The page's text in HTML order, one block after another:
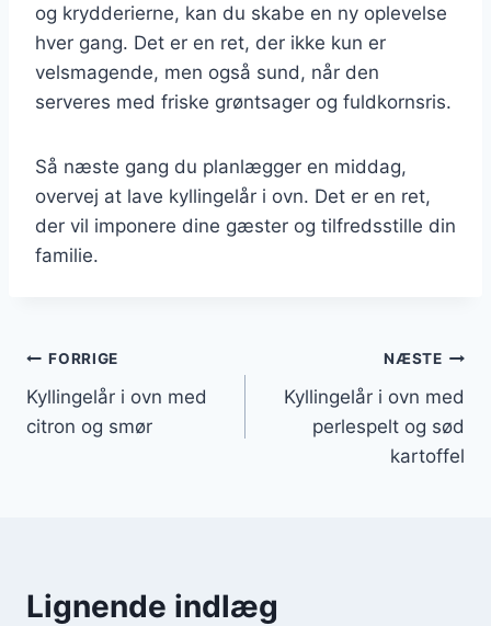
og krydderierne, kan du skabe en ny oplevelse
hver gang. Det er en ret, der ikke kun er
velsmagende, men også sund, når den
serveres med friske grøntsager og fuldkornsris.
Så næste gang du planlægger en middag,
overvej at lave kyllingelår i ovn. Det er en ret,
der vil imponere dine gæster og tilfredsstille din
familie.
Indlægsnavigation
FORRIGE
Kyllingelår i ovn med
citron og smør
NÆSTE
Kyllingelår i ovn med
perlespelt og sød
kartoffel
Lignende indlæg